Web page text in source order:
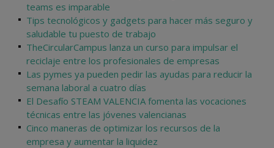
teams es imparable
Tips tecnológicos y gadgets para hacer más seguro y
saludable tu puesto de trabajo
TheCircularCampus lanza un curso para impulsar el
reciclaje entre los profesionales de empresas
Las pymes ya pueden pedir las ayudas para reducir la
semana laboral a cuatro días
El Desafío STEAM VALENCIA fomenta las vocaciones
técnicas entre las jóvenes valencianas
Cinco maneras de optimizar los recursos de la
empresa y aumentar la liquidez